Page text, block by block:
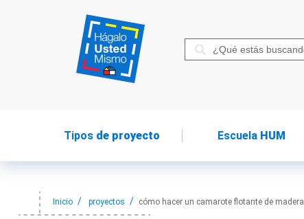
Tipos de proyecto Escuela HUM
Inicio proyectos cómo hacer un camarote flotante de madera